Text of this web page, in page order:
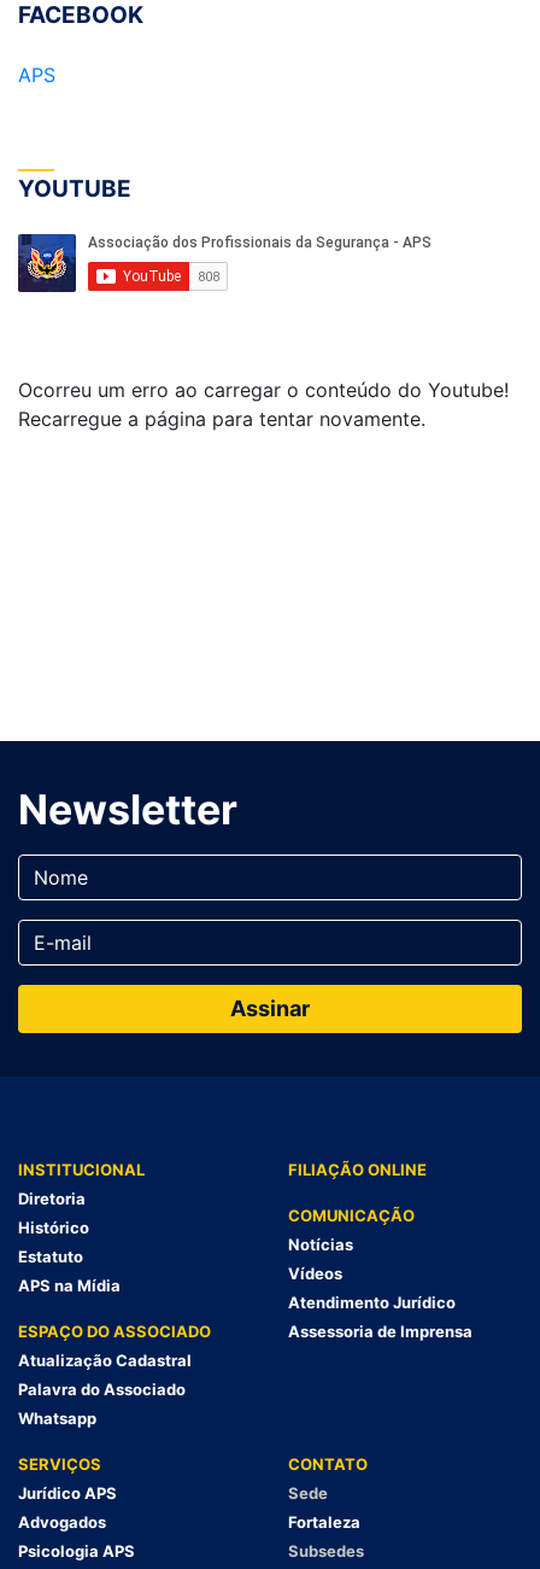
FACEBOOK
APS
YOUTUBE
Ocorreu um erro ao carregar o conteúdo do Youtube!
Recarregue a página para tentar novamente.
Newsletter
INSTITUCIONAL
Diretoria
Histórico
Estatuto
APS na Mídia
ESPAÇO DO ASSOCIADO
Atualização Cadastral
Palavra do Associado
Whatsapp
FILIAÇÃO ONLINE
COMUNICAÇÃO
Notícias
Vídeos
Atendimento Jurídico
Assessoria de Imprensa
SERVIÇOS
Jurídico APS
Advogados
Psicologia APS
CONTATO
Sede
Fortaleza
Subsedes